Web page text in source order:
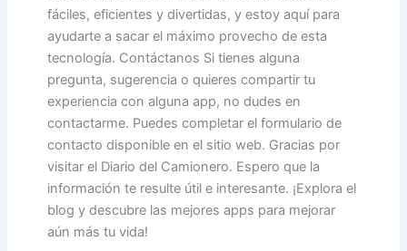
fáciles, eficientes y divertidas, y estoy aquí para
ayudarte a sacar el máximo provecho de esta
tecnología. Contáctanos Si tienes alguna
pregunta, sugerencia o quieres compartir tu
experiencia con alguna app, no dudes en
contactarme. Puedes completar el formulario de
contacto disponible en el sitio web. Gracias por
visitar el Diario del Camionero. Espero que la
información te resulte útil e interesante. ¡Explora el
blog y descubre las mejores apps para mejorar
aún más tu vida!